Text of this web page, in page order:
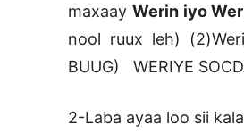
maxaay Werin iyo
nool ruux leh)
BUUG) WERIYE
2-Laba ayaa loo sii